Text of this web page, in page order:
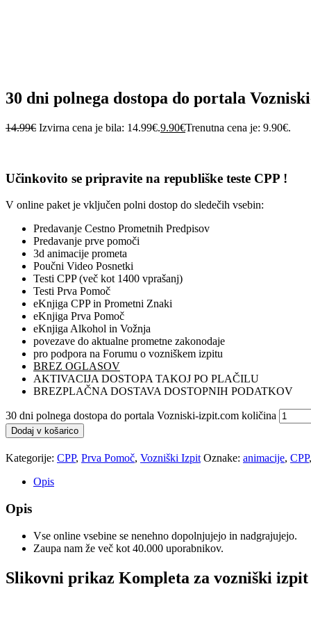
30 dni polnega dostopa do portala
14.99€ Izvirna cena je bila: 14.99€.9.90€Trenutna cena je: 9.90€.
Učinkovito se pripravite na republiške teste CPP !
V online paket je vključen polni dostop do sledečih vsebin:
Predavanje Cestno Prometnih Predpisov
Predavanje prve pomoči
3d animacije prometa
Poučni Video Posnetki
Testi CPP (več kot 1400 vprašanj)
Testi Prva Pomoč
eKnjiga CPP in Prometni Znaki
eKnjiga Prva Pomoč
eKnjiga Alkohol in Vožnja
povezave do aktualne prometne zakonodaje
pro podpora na Forumu o vozniškem izpitu
BREZ OGLASOV
AKTIVACIJA DOSTOPA TAKOJ PO PLAČILU
BREZPLAČNA DOSTAVA DOSTOPNIH PODATKOV
30 dni polnega dostopa do portala Vozniski-izpit.com količina
Dodaj v košarico
Kategorije: CPP, Prva Pomoč, Vozniški Izpit Oznake: animacije, CPP,
Opis
Opis
Vse online vsebine se nenehno dopolnjujejo in nadgrajujejo.
Zaupa nam že več kot 40.000 uporabnikov.
Slikovni prikaz Kompleta za vozniški izpit